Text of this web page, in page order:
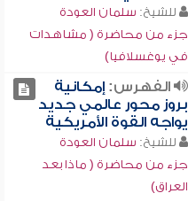
للشيخ: سلمان العودة
جزء من محاضرة ( مشاهدات
في يوغسلافيا)
الفهرس:إمكانية
بروز محور عالمي جديد
يواجه القوة الأمريكية
للشيخ: سلمان العودة
جزء من محاضرة ( ماذا بعد
العراق)